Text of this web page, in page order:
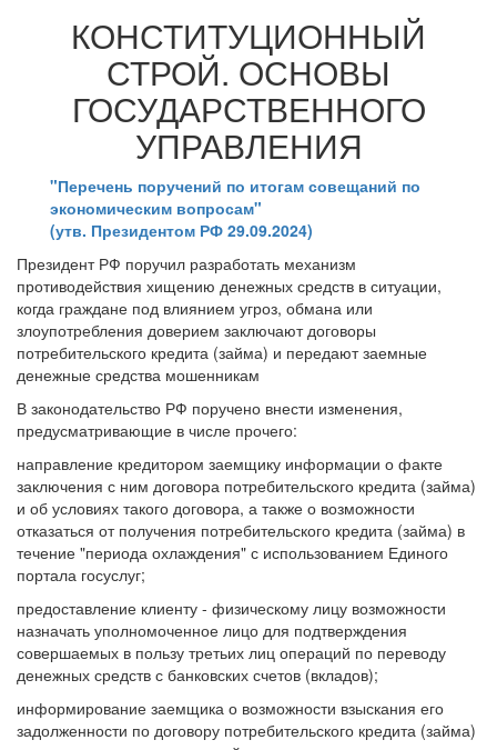
КОНСТИТУЦИОННЫЙ
СТРОЙ. ОСНОВЫ
ГОСУДАРСТВЕННОГО
УПРАВЛЕНИЯ
"Перечень поручений по итогам совещаний по
экономическим вопросам"
(утв. Президентом РФ 29.09.2024)
Президент РФ поручил разработать механизм
противодействия хищению денежных средств в ситуации,
когда граждане под влиянием угроз, обмана или
злоупотребления доверием заключают договоры
потребительского кредита (займа) и передают заемные
денежные средства мошенникам
В законодательство РФ поручено внести изменения,
предусматривающие в числе прочего:
направление кредитором заемщику информации о факте
заключения с ним договора потребительского кредита (займа)
и об условиях такого договора, а также о возможности
отказаться от получения потребительского кредита (займа) в
течение "периода охлаждения" с использованием Единого
портала госуслуг;
предоставление клиенту - физическому лицу возможности
назначать уполномоченное лицо для подтверждения
совершаемых в пользу третьих лиц операций по переводу
денежных средств с банковских счетов (вкладов);
информирование заемщика о возможности взыскания его
задолженности по договору потребительского кредита (займа)